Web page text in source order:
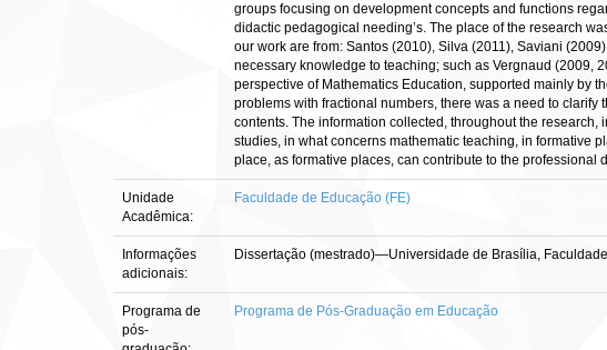
groups focusing on development concepts and functions
didactic pedagogical needing’s. The place of the research
our work are from: Santos (2010), Silva (2011), Saviani
necessary knowledge to teaching; such as Vergnaud (2009,
perspective of Mathematics Education, supported mainly by
problems with fractional numbers, there was a need to
contents. The information collected, throughout the
studies, in what concerns mathematic teaching, in formative
place, as formative places, can contribute to the professional
Unidade
Acadêmica:
Faculdade de Educação (FE)
Informações
adicionais:
Dissertação (mestrado)—Universidade de Brasília,
Programa de
pós-
Programa de Pós-Graduação em Educação